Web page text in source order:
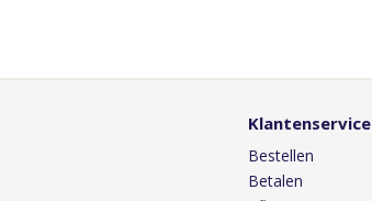
Klantenservice
Bestellen
Betalen